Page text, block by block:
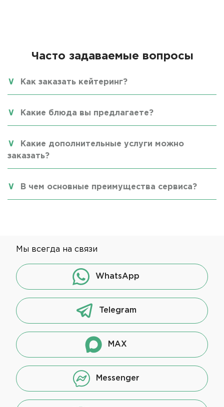
Часто задаваемые вопросы
Как заказать кейтеринг?
Какие блюда вы предлагаете?
Какие дополнительные услуги можно
заказать?
В чем основные преимущества сервиса?
Мы всегда на связи
WhatsApp
Telegram
MAX
Messenger